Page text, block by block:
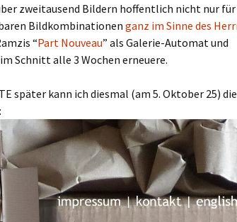
zweitausend Bildern hoffentlich nicht nur
Bildkombinationenganz im Sinne des
“Part Nouveau” als Galerie-Automat und
Schnitt alle 3 Wochen erneuere.
später kann ich diesmal (am 5. Oktober 25)